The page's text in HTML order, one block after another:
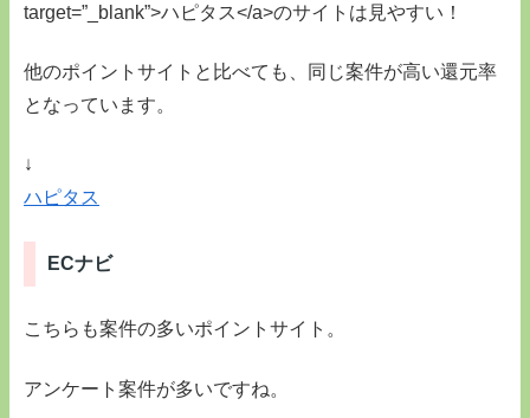
target=”_blank”>ハピタス</a>のサイトは見やすい！
他のポイントサイトと比べても、同じ案件が高い還元率
となっています。
↓
ハピタス
ECナビ
こちらも案件の多いポイントサイト。
アンケート案件が多いですね。